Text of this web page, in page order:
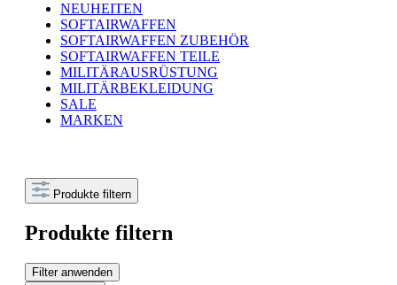
NEUHEITEN
SOFTAIRWAFFEN
SOFTAIRWAFFEN ZUBEHÖR
SOFTAIRWAFFEN TEILE
MILITÄRAUSRÜSTUNG
MILITÄRBEKLEIDUNG
SALE
MARKEN
Produkte filtern
Produkte filtern
Filter anwenden